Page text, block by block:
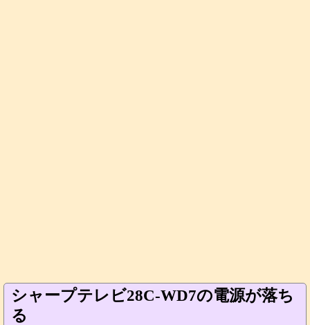
シャープテレビ28C-WD7の電源が落ち
る